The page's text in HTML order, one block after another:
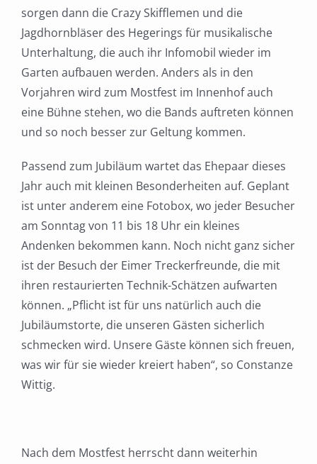
sorgen dann die Crazy Skifflemen und die
Jagdhornbläser des Hegerings für musikalische
Unterhaltung, die auch ihr Infomobil wieder im
Garten aufbauen werden. Anders als in den
Vorjahren wird zum Mostfest im Innenhof auch
eine Bühne stehen, wo die Bands auftreten können
und so noch besser zur Geltung kommen.
Passend zum Jubiläum wartet das Ehepaar dieses
Jahr auch mit kleinen Besonderheiten auf. Geplant
ist unter anderem eine Fotobox, wo jeder Besucher
am Sonntag von 11 bis 18 Uhr ein kleines
Andenken bekommen kann. Noch nicht ganz sicher
ist der Besuch der Eimer Treckerfreunde, die mit
ihren restaurierten Technik-Schätzen aufwarten
können. „Pflicht ist für uns natürlich auch die
Jubiläumstorte, die unseren Gästen sicherlich
schmecken wird. Unsere Gäste können sich freuen,
was wir für sie wieder kreiert haben“, so Constanze
Wittig.
Nach dem Mostfest herrscht dann weiterhin